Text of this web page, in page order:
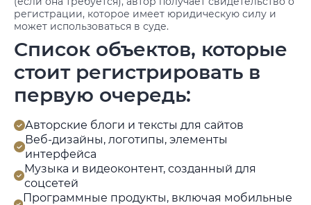
регистрации, которое имеет юридическую силу и
может использоваться в суде.
Список объектов, которые
стоит регистрировать в
первую очередь:
Авторские блоги и тексты для сайтов
Веб-дизайны, логотипы, элементы
интерфейса
Музыка и видеоконтент, созданный для
соцсетей
Программные продукты, включая мобильные